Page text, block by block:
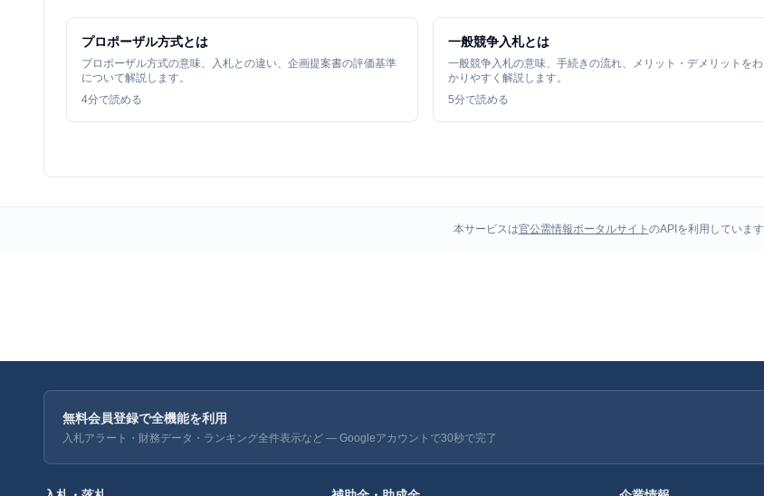
プロポーザル方式とは
プロポーザル方式の意味、入札との違い、企画提案書の評価基準
について解説します。
4分で読める
一般競争入札とは
一般競争入札の意味、手続きの流れ、メリット・デメリットをわ
かりやすく解説します。
5分で読める
本サービスは官公需情報ポータルサイト のAPIを利用しています
無料会員登録で全機能を利用
入札アラート・財務データ・ランキング全件表示など — Googleアカウントで30秒で完了